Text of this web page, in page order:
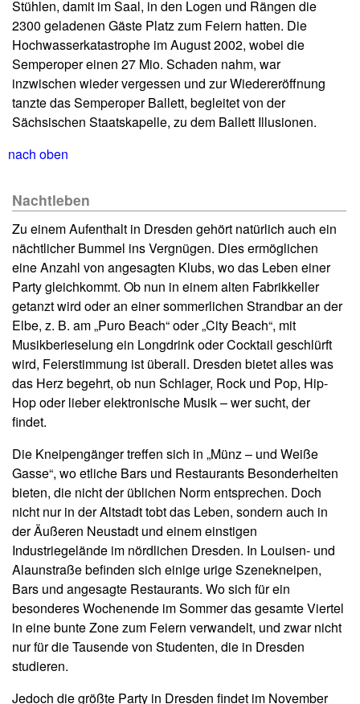
Stühlen, damit im Saal, in den Logen und Rängen die
2300 geladenen Gäste Platz zum Feiern hatten. Die
Hochwasserkatastrophe im August 2002, wobei die
Semperoper einen 27 Mio. Schaden nahm, war
inzwischen wieder vergessen und zur Wiedereröffnung
tanzte das Semperoper Ballett, begleitet von der
Sächsischen Staatskapelle, zu dem Ballett Illusionen.
nach oben
Nachtleben
Zu einem Aufenthalt in Dresden gehört natürlich auch ein
nächtlicher Bummel ins Vergnügen. Dies ermöglichen
eine Anzahl von angesagten Klubs, wo das Leben einer
Party gleichkommt. Ob nun in einem alten Fabrikkeller
getanzt wird oder an einer sommerlichen Strandbar an der
Elbe, z. B. am „Puro Beach“ oder „City Beach“, mit
Musikberieselung ein Longdrink oder Cocktail geschlürft
wird, Feierstimmung ist überall. Dresden bietet alles was
das Herz begehrt, ob nun Schlager, Rock und Pop, Hip-
Hop oder lieber elektronische Musik – wer sucht, der
findet.
Die Kneipengänger treffen sich in „Münz – und Weiße
Gasse“, wo etliche Bars und Restaurants Besonderheiten
bieten, die nicht der üblichen Norm entsprechen. Doch
nicht nur in der Altstadt tobt das Leben, sondern auch in
der Äußeren Neustadt und einem einstigen
Industriegelände im nördlichen Dresden. In Louisen- und
Alaunstraße befinden sich einige urige Szenekneipen,
Bars und angesagte Restaurants. Wo sich für ein
besonderes Wochenende im Sommer das gesamte Viertel
in eine bunte Zone zum Feiern verwandelt, und zwar nicht
nur für die Tausende von Studenten, die in Dresden
studieren.
Jedoch die größte Party in Dresden findet im November